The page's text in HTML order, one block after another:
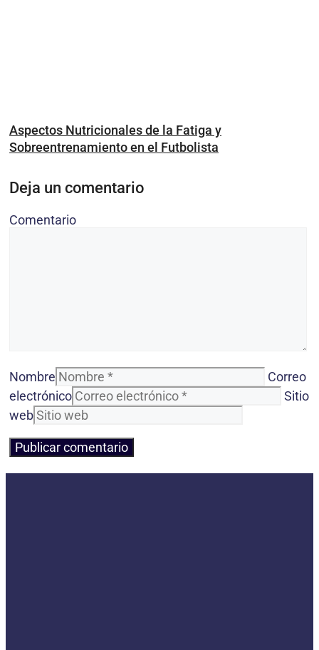
Aspectos Nutricionales de la Fatiga y
Sobreentrenamiento en el Futbolista
Deja un comentario
Comentario
Nombre
Correo
electrónico
Sitio
web